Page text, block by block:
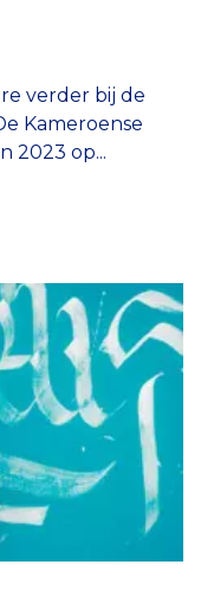
verder bij de
Kameroense
2023 op...